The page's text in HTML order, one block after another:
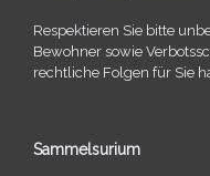
Respektieren Sie bitte
Bewohner sowie
recht­li­che Folgen für Sie
Sammelsurium